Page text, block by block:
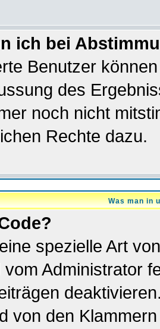
ich bei
Benutzer
des
noch nicht
Rechte dazu.
Was man in
spezielle Art
vom Administrator
von den